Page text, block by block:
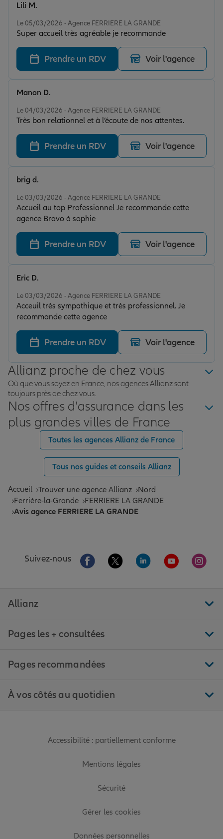
Le 05/03/2026 - Agence FERRIERE LA GRANDE
Super accueil très agréable je recommande
Lili M.
Prendre un RDV Voir l'agence
Le 04/03/2026 - Agence FERRIERE LA GRANDE
Très bon relationnel et à l’écoute de nos attentes.
Manon D.
Prendre un RDV Voir l'agence
Le 03/03/2026 - Agence FERRIERE LA GRANDE
Accueil au top Professionnel Je recommande cette
agence Bravo à sophie
brig d.
Prendre un RDV Voir l'agence
Le 03/03/2026 - Agence FERRIERE LA GRANDE
Acceuil très sympathique et très professionnel. Je
recommande cette agence
Eric D.
Prendre un RDV Voir l'agence
Allianz proche de chez vous
Où que vous soyez en France, nos agences Allianz sont
toujours près de chez vous.
Nos offres d'assurance dans les
plus grandes villes de France
Toutes les agences Allianz de France
Tous nos guides et conseils Allianz
Accueil Trouver une agence Allianz
Nord
Ferrière-la-Grande
FERRIERE LA GRANDE
Avis agence FERRIERE LA GRANDE
Suivez-nous Aller sur la page Facebook de Allianz
Aller sur la page Twitter de
Aller sur la page
Aller sur la
Aller
Allianz
Pages les + consultées
Pages recommandées
À vos côtés au quotidien
Accessibilité : partiellement conforme
Mentions légales
Sécurité
Gérer les cookies
Données personnelles